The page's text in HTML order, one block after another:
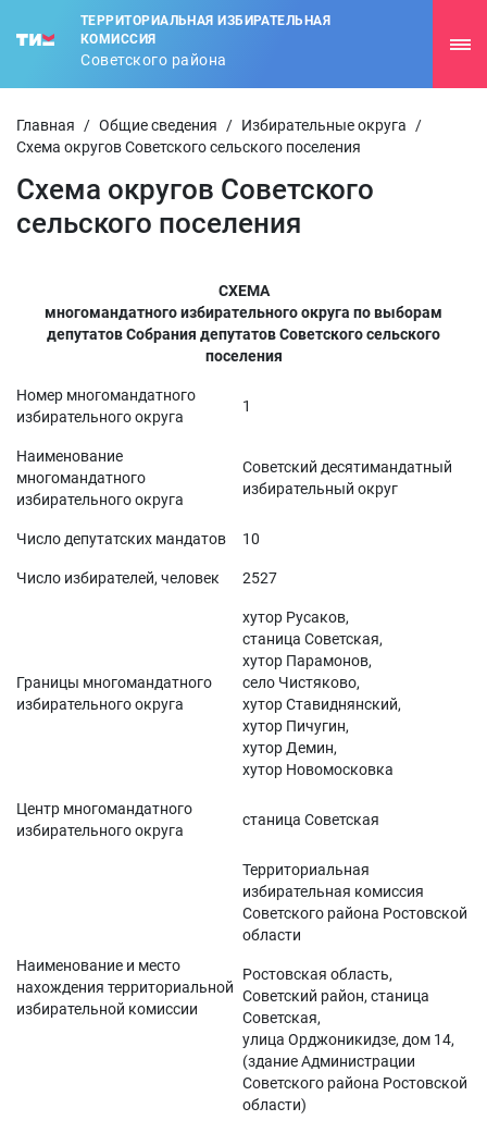
ТЕРРИТОРИАЛЬНАЯ ИЗБИРАТЕЛЬНАЯ
КОМИССИЯ
Советского района
Главная / Общие сведения / Избирательные округа
/
Схема округов Советского сельского поселения
Схема округов Советского
сельского поселения
СХЕМА
многомандатного избирательного округа по выборам
депутатов Собрания депутатов Советского сельского
поселения
Номер многомандатного
избирательного округа
1
Наименование
многомандатного
избирательного округа
Советский десятимандатный
избирательный округ
Число депутатских мандатов 10
Число избирателей, человек 2527
Границы многомандатного
избирательного округа
хутор Русаков,
станица Советская,
хутор Парамонов,
село Чистяково,
хутор Ставиднянский,
хутор Пичугин,
хутор Демин,
хутор Новомосковка
Центр многомандатного
избирательного округа
станица Советская
Наименование и место
нахождения территориальной
избирательной комиссии
Территориальная
избирательная комиссия
Советского района Ростовской
области
Ростовская область,
Советский район, станица
Советская,
улица Орджоникидзе, дом 14,
(здание Администрации
Советского района Ростовской
области)